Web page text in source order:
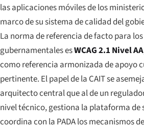
las aplicaciones móviles de los
marco de su sistema de calidad del
La norma de referencia de facto para
gubernamentales esWCAG 2.1 Nivel AA
como referencia armonizada de apoyo
pertinente. El papel de la CAIT se
arquitecto central que al de un
nivel técnico, gestiona la plataforma de
coordina con la PADA los mecanismos